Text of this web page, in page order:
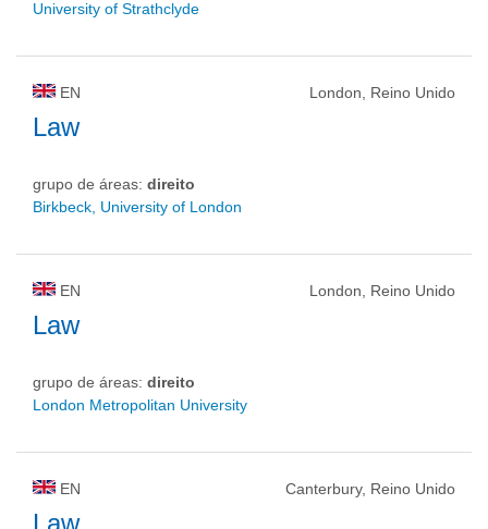
University of Strathclyde
EN London, Reino Unido
Law
grupo de áreas: direito
Birkbeck, University of London
EN London, Reino Unido
Law
grupo de áreas: direito
London Metropolitan University
EN Canterbury, Reino Unido
Law